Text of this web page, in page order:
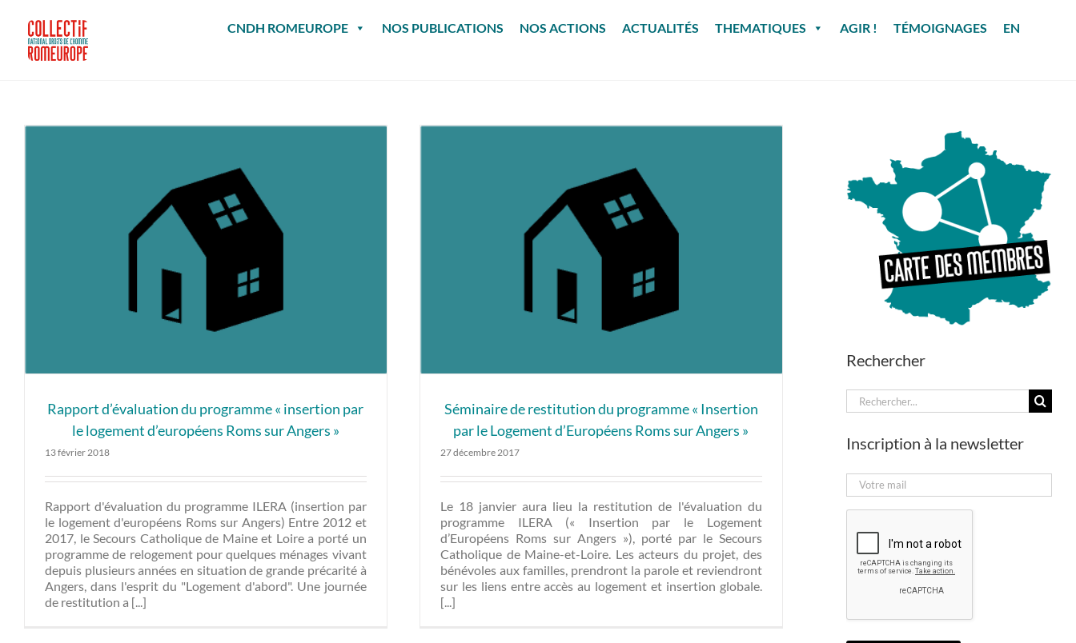
contenu
CNDH ROMEUROPE NOS PUBLICATIONS NOS ACTIONS ACTUALITÉS THEMATIQUES AGIR ! TÉMOIGNAGES EN
Rapport d’évaluation du programme « insertion par
le logement d’européens Roms sur Angers »
13 février 2018
Rapport d'évaluation du programme ILERA (insertion par
le logement d'européens Roms sur Angers) Entre 2012 et
2017, le Secours Catholique de Maine et Loire a porté un
programme de relogement pour quelques ménages vivant
depuis plusieurs années en situation de grande précarité à
Angers, dans l'esprit du "Logement d'abord". Une journée
de restitution a [...]
Séminaire de restitution du programme « Insertion
par le Logement d’Européens Roms sur Angers »
27 décembre 2017
Le 18 janvier aura lieu la restitution de l'évaluation du
programme ILERA (« Insertion par le Logement
d’Européens Roms sur Angers »), porté par le Secours
Catholique de Maine-et-Loire. Les acteurs du projet, des
bénévoles aux familles, prendront la parole et reviendront
sur les liens entre accès au logement et insertion globale.
[...]
Rechercher
Rechercher:
Inscription à la newsletter